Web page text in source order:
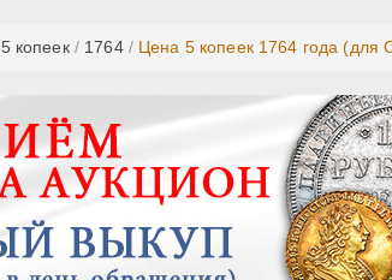
5 копеек/ 1764/ Цена 5 копеек 1764 года (для